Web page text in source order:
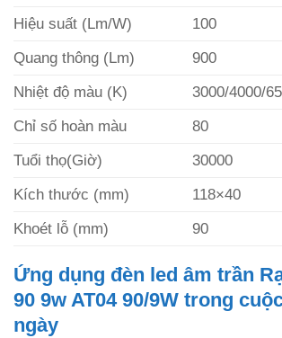
Hiệu suất (Lm/W)
100
Quang thông (Lm)
900
Nhiệt độ màu (K)
3000/4000/
Chỉ số hoàn màu
80
Tuổi thọ(Giờ)
30000
Kích thước (mm)
118×40
Khoét lỗ (mm)
90
Ứng dụng đèn led âm trần
90 9w AT04 90/9W trong
ngày